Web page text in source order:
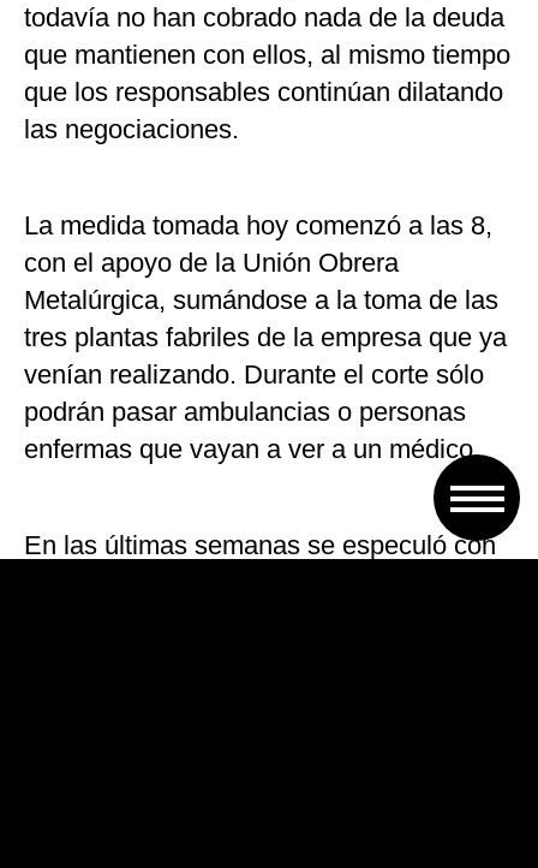
todavía no han cobrado nada de la deuda
que mantienen con ellos, al mismo tiempo
que los responsables continúan dilatando
las negociaciones.
La medida tomada hoy comenzó a las 8,
con el apoyo de la Unión Obrera
Metalúrgica, sumándose a la toma de las
tres plantas fabriles de la empresa que ya
venían realizando. Durante el corte sólo
podrán pasar ambulancias o personas
enfermas que vayan a ver a un médico.
En las últimas semanas se especuló con